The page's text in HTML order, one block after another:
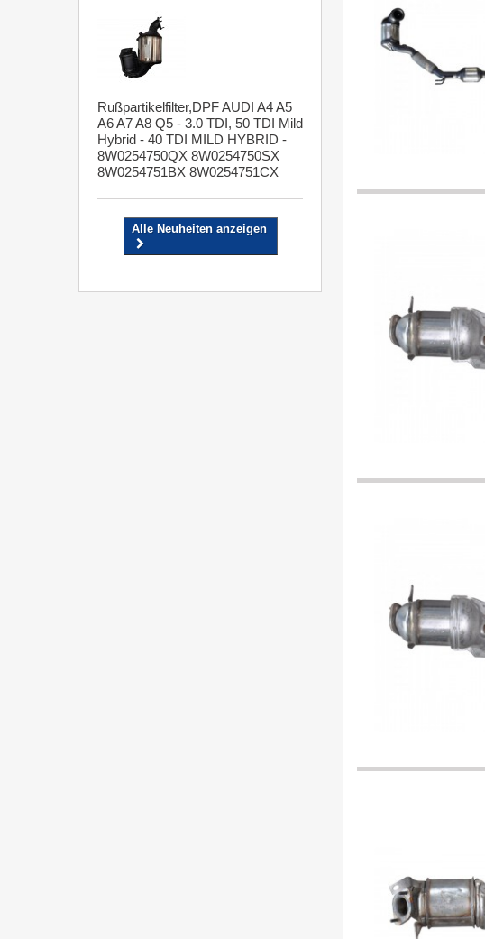
Rußpartikelfilter,DPF AUDI A4 A5
A6 A7 A8 Q5 - 3.0 TDI, 50 TDI Mild
Hybrid - 40 TDI MILD HYBRID -
8W0254750QX 8W0254750SX
8W0254751BX 8W0254751CX
Alle Neuheiten anzeigen